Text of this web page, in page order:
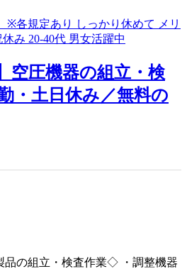
空圧機器の組立・検
・土日休み／無料の
の組立・検査作業◇ ・調整機器